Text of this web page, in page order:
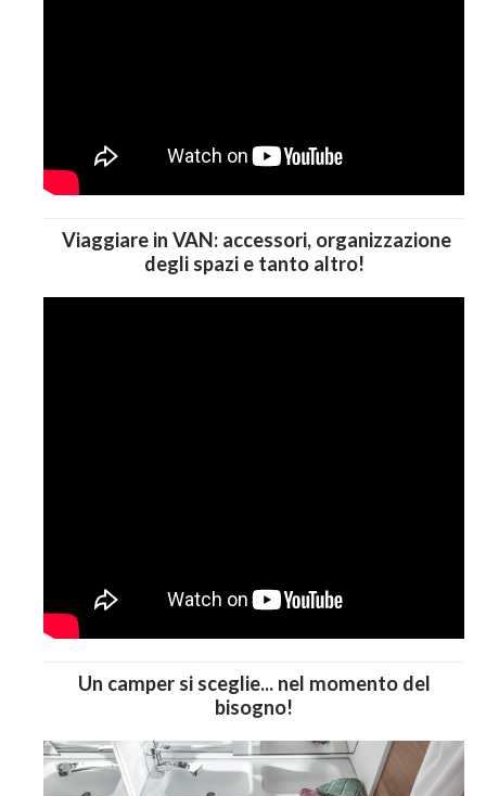
Viaggiare in VAN: accessori, organizzazione
degli spazi e tanto altro!
Un camper si sceglie... nel momento del
bisogno!